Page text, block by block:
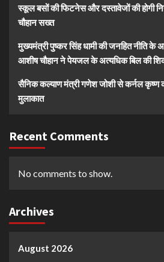
स्कूल बसों की फिटनेस और दस्तावेजों की होगी
चौहान सख्त
मुख्यमंत्री पुष्कर सिंह धामी की जनहित नीति के
आशीष चौहान ने पेयजल के अत्यधिक बिल की
सैनिक कल्याण मंत्री गणेश जोशी से कर्नल कृष्ण
मुलाकात
Recent Comments
No comments to show.
Archives
August 2026